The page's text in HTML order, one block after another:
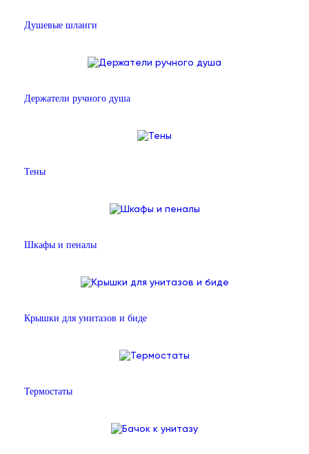
Душевые шланги
Держатели ручного душа
Тены
Шкафы и пеналы
Крышки для унитазов и биде
Термостаты